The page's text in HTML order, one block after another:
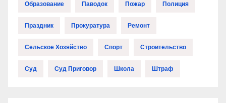
Образование Паводок Пожар Полиция
Праздник Прокуратура Ремонт
Сельское Хозяйство Спорт Строительство
Суд Суд Приговор Школа Штраф